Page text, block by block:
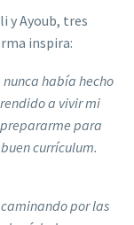
y Ayoub, tres
inspira:
había hecho
a vivir mi
para
currículum.
por las